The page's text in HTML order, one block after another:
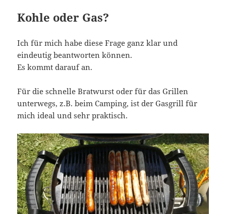
Kohle oder Gas?
Ich für mich habe diese Frage ganz klar und
eindeutig beantworten können.
Es kommt darauf an.
Für die schnelle Bratwurst oder für das Grillen
unterwegs, z.B. beim Camping, ist der Gasgrill für
mich ideal und sehr praktisch.